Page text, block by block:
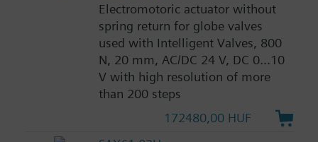
Electromotoric actuator without
spring return for globe valves
used with Intelligent Valves, 800
N, 20 mm, AC/DC 24 V, DC 0...10
V with high resolution of more
than 200 steps
172480,00 HUF